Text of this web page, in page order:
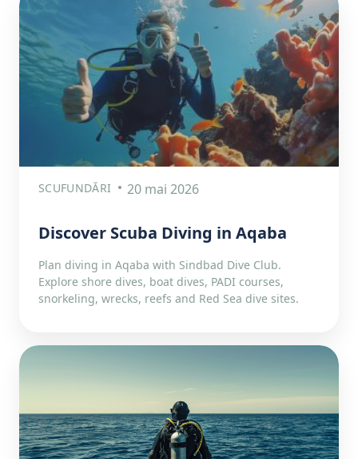
SCUFUNDĂRI 20 mai 2026
Discover Scuba Diving in Aqaba
Plan diving in Aqaba with Sindbad Dive Club.
Explore shore dives, boat dives, PADI courses,
snorkeling, wrecks, reefs and Red Sea dive sites.